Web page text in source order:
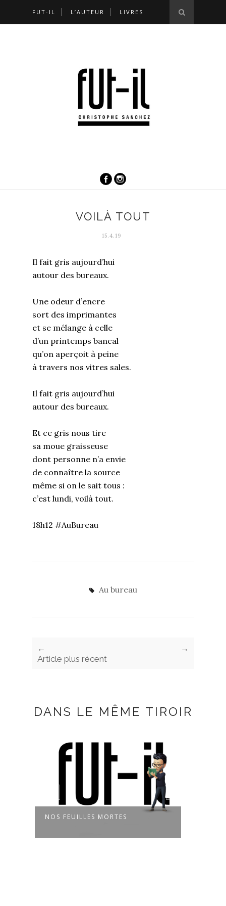
FUT-IL L’AUTEUR LIVRES
VOILÀ TOUT
15.4.19
Il fait gris aujourd’hui
autour des bureaux.
Une odeur d’encre
sort des imprimantes
et se mélange à celle
d’un printemps bancal
qu’on aperçoit à peine
à travers nos vitres sales.
Il fait gris aujourd’hui
autour des bureaux.
Et ce gris nous tire
sa moue graisseuse
dont personne n’a envie
de connaître la source
même si on le sait tous :
c’est lundi, voilà tout.
18h12 #AuBureau
Au bureau
←
Article plus récent
→
DANS LE MÊME TIROIR
FENÊTRE SUR FENÊTRE